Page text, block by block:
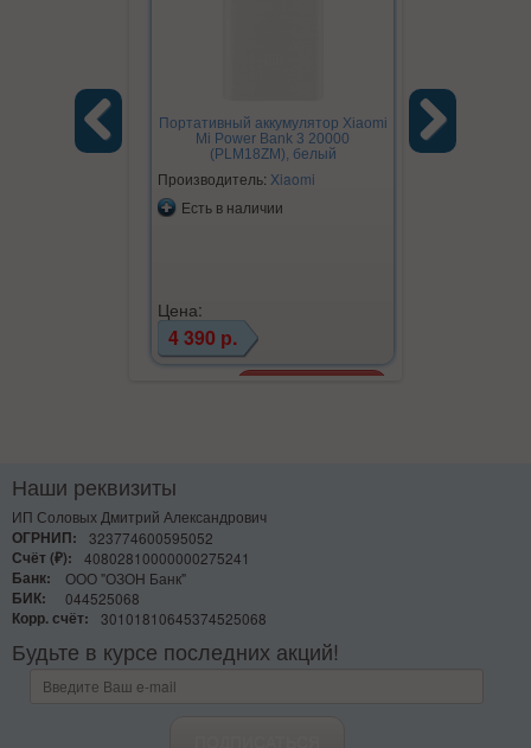
Портативный аккумулятор Xiaomi
Mi Power Bank 3 20000
(PLM18ZM), белый
Производитель: Xiaomi
Есть в наличии
Цена:
4 390 р.
Наши реквизиты
ИП Соловых Дмитрий Александрович
ОГРНИП:
323774600595052
Счёт (₽):
40802810000000275241
Банк:
ООО "ОЗОН Банк"
БИК:
044525068
Корр. счёт:
30101810645374525068
Будьте в курсе последних акций!